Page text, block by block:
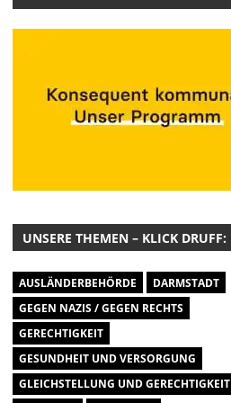
UNSERE THEMEN – KLICK DRUFF:
AUSLÄNDERBEHÖRDE
DARMSTADT
GEGEN NAZIS / GEGEN RECHTS
GERECHTIGKEIT
GESUNDHEIT UND VERSORGUNG
GLEICHSTELLUNG UND GERECHTIGKEIT